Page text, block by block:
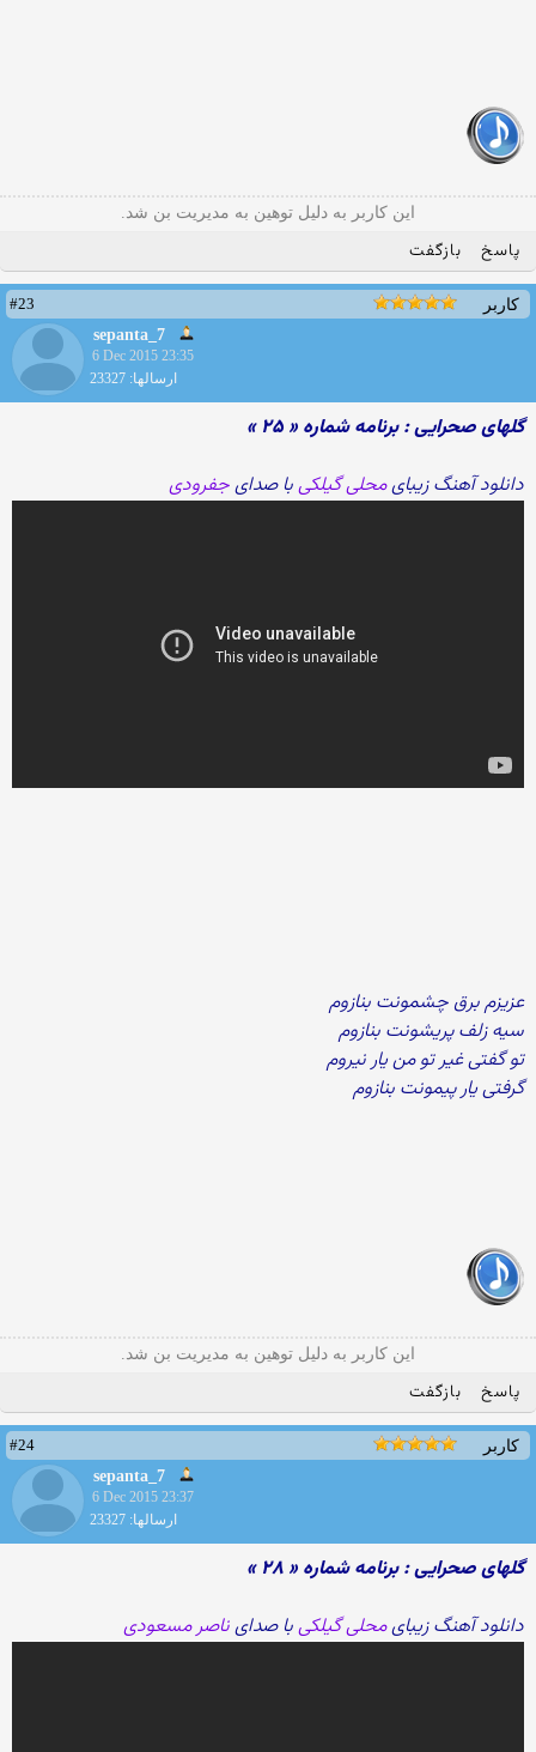
این کاربر به دلیل توهین به مدیریت بن شد.
پاسخ بازگفت
کاربر
#23
sepanta_7
6 Dec 2015 23:35
ارسالها: 23327
گلهای صحرایی : برنامه شماره « ۲۵ »
دانلود آهنگ زیبایمحلی گیلکیبا صدایجفرودی
عزیزم برق چشمونت بنازوم
سیه زلف پریشونت بنازوم
تو گفتی غیر تو من یار نیروم
گرفتی یار پیمونت بنازوم
این کاربر به دلیل توهین به مدیریت بن شد.
پاسخ بازگفت
کاربر
#24
sepanta_7
6 Dec 2015 23:37
ارسالها: 23327
گلهای صحرایی : برنامه شماره « ۲۸ »
دانلود آهنگ زیبایمحلی گیلکیبا صدایناصر مسعودی